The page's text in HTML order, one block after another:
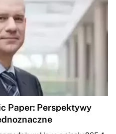
Paper: Perspektywy